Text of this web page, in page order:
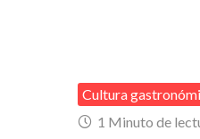
Cultura
1 Minuto de